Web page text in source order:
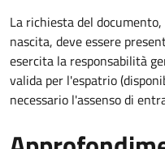
La richiesta del
nascita, deve essere
esercita la responsabilità
valida per l'espatrio
necessario l'assenso di